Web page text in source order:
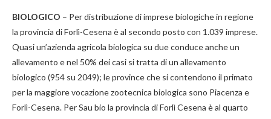
BIOLOGICO – Per distribuzione di imprese biologiche in regione
la provincia di Forlì-Cesena è al secondo posto con 1.039 imprese.
Quasi un’azienda agricola biologica su due conduce anche un
allevamento e nel 50% dei casi si tratta di un allevamento
biologico (954 su 2049); le province che si contendono il primato
per la maggiore vocazione zootecnica biologica sono Piacenza e
Forlì-Cesena. Per Sau bio la provincia di Forlì Cesena è al quarto